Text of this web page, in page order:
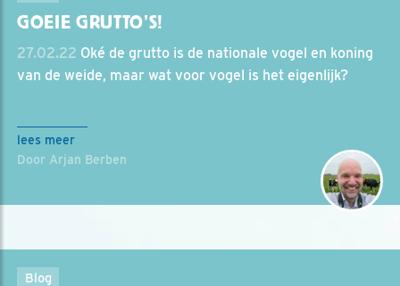
GOEIE GRUTTO’S!
27.02.22 Oké de grutto is de nationale vogel en koning
van de weide, maar wat voor vogel is het eigenlijk?
lees meer
Door Arjan Berben
Blog